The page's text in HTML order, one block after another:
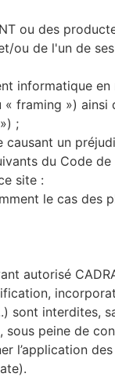
ou des
ou de l'un de
informatique
framing »)
;
un
du Code
site :
le cas des
autorisé
interdites,
peine de